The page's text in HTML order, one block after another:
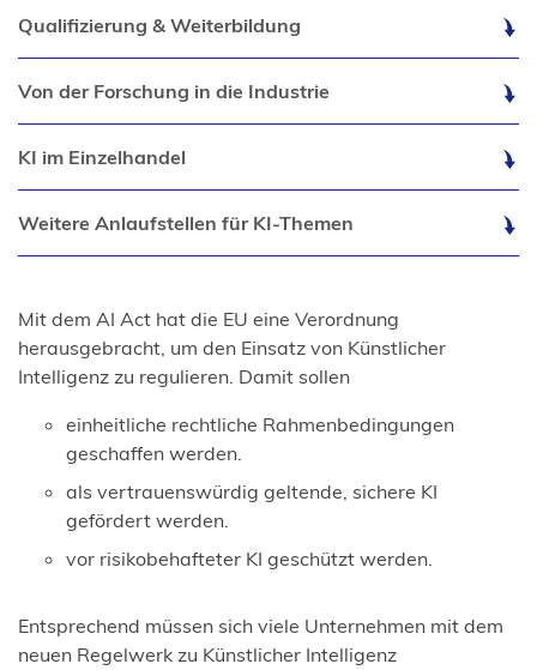
Qualifizierung & Weiterbildung
Von der Forschung in die Industrie
KI im Einzelhandel
Weitere Anlaufstellen für KI-Themen
Mit dem AI Act hat die EU eine Verordnung
herausgebracht, um den Einsatz von Künstlicher
Intelligenz zu regulieren. Damit sollen
einheitliche rechtliche Rahmenbedingungen
geschaffen werden.
als vertrauenswürdig geltende, sichere KI
gefördert werden.
vor risikobehafteter KI geschützt werden.
Entsprechend müssen sich viele Unternehmen mit dem
neuen Regelwerk zu Künstlicher Intelligenz